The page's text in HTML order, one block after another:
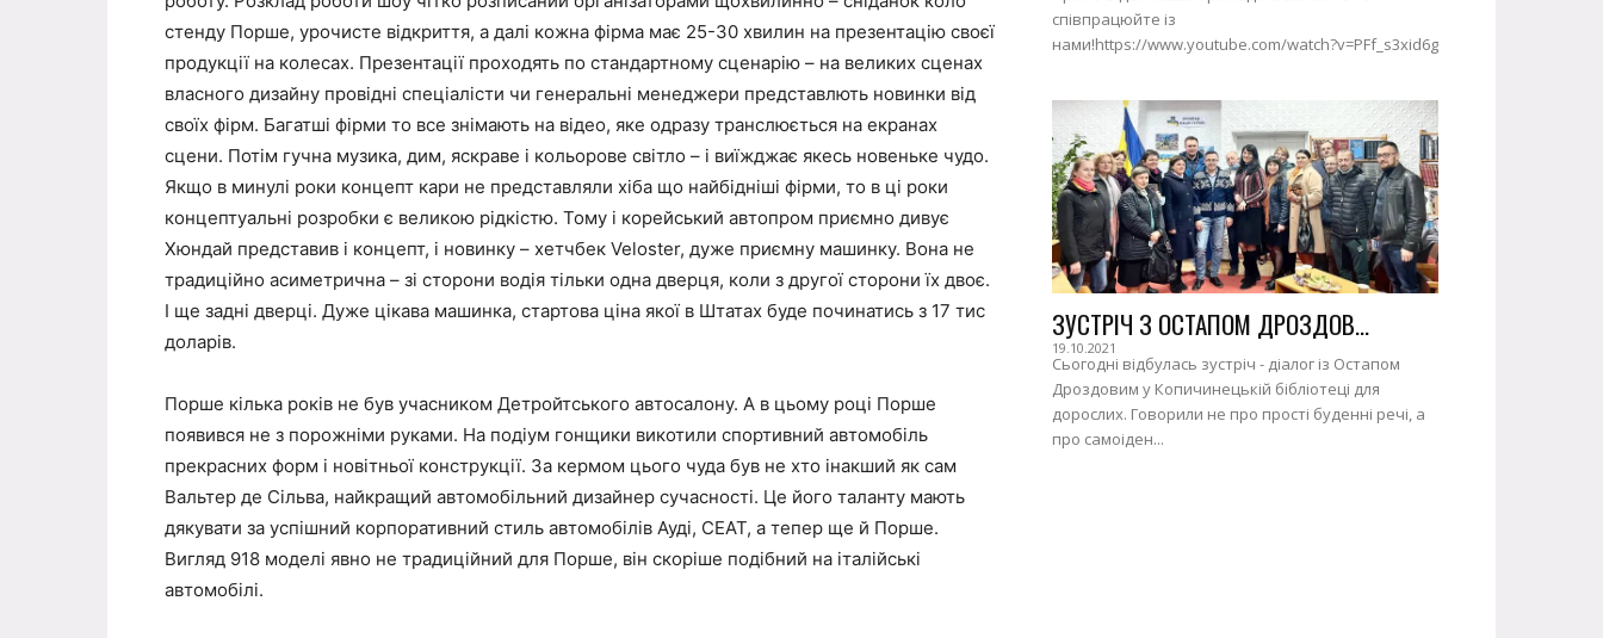
стенду Порше, урочисте відкриття, а далі кожна фірма має 25-30 хвилин на презентацію своєї
продукції на колесах. Презентації проходять по стандартному сценарію – на великих сценах
власного дизайну провідні спеціалісти чи генеральні менеджери представлють новинки від
своїх фірм. Багатші фірми то все знімають на відео, яке одразу транслюється на екранах
сцени. Потім гучна музика, дим, яскраве і кольорове світло – і виїжджає якесь новеньке чудо.
Якщо в минулі роки концепт кари не представляли хіба що найбідніші фірми, то в ці роки
концептуальні розробки є великою рідкістю. Тому і корейський автопром приємно дивує
Хюндай представив і концепт, і новинку – хетчбек Veloster, дуже приємну машинку. Вона не
традиційно асиметрична – зі сторони водія тільки одна дверця, коли з другої сторони їх двоє.
І ще задні дверці. Дуже цікава машинка, стартова ціна якої в Штатах буде починатись з 17 тис
доларів.
Порше кілька років не був учасником Детройтського автосалону. А в цьому році Порше
появився не з порожніми руками. На подіум гонщики викотили спортивний автомобіль
прекрасних форм і новітньої конструкції. За кермом цього чуда був не хто інакший як сам
Вальтер де Сільва, найкращий автомобільний дизайнер сучасності. Це його таланту мають
дякувати за успішний корпоративний стиль автомобілів Ауді, СЕАТ, а тепер ще й Порше.
Вигляд 918 моделі явно не традиційний для Порше, він скоріше подібний на італійські
автомобілі.
співпрацюйте із
нами!https://www.youtube.com/watch?v=PFf_s3xid6g
ЗУСТРІЧ З ОСТАПОМ ДРОЗДОВ...
19.10.2021
Сьогодні відбулась зустріч - діалог із Остапом
Дроздовим у Копичинецькій бібліотеці для
дорослих. Говорили не про прості буденні речі, а
про самоіден...